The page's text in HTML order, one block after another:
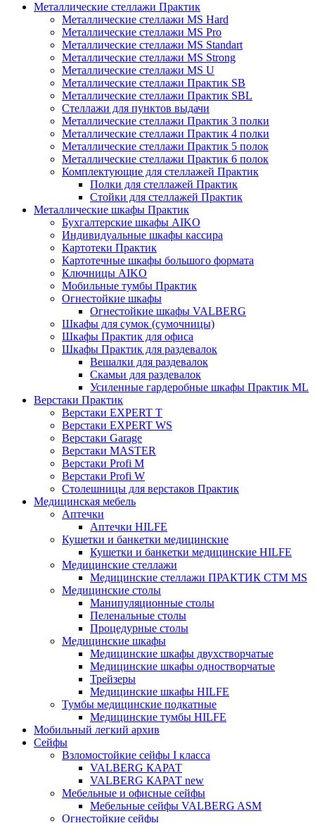
Металлические стеллажи Практик
Металлические стеллажи MS Hard
Металлические стеллажи MS Pro
Металлические стеллажи MS Standart
Металлические стеллажи MS Strong
Металлические стеллажи MS U
Металлические стеллажи Практик SB
Металлические стеллажи Практик SBL
Стеллажи для пунктов выдачи
Металлические стеллажи Практик 3 полки
Металлические стеллажи Практик 4 полки
Металлические стеллажи Практик 5 полок
Металлические стеллажи Практик 6 полок
Комплектующие для стеллажей Практик
Полки для стеллажей Практик
Стойки для стеллажей Практик
Металлические шкафы Практик
Бухгалтерские шкафы AIKO
Индивидуальные шкафы кассира
Картотеки Практик
Картотечные шкафы большого формата
Ключницы AIKO
Мобильные тумбы Практик
Огнестойкие шкафы
Огнестойкие шкафы VALBERG
Шкафы для сумок (сумочницы)
Шкафы Практик для офиса
Шкафы Практик для раздевалок
Вешалки для раздевалок
Скамьи для раздевалок
Усиленные гардеробные шкафы Практик ML
Верстаки Практик
Верстаки EXPERT T
Верстаки EXPERT WS
Верстаки Garage
Верстаки MASTER
Верстаки Profi M
Верстаки Profi W
Столешницы для верстаков Практик
Медицинская мебель
Аптечки
Аптечки HILFE
Кушетки и банкетки медицинские
Кушетки и банкетки медицинские HILFE
Медицинские стеллажи
Медицинские стеллажи ПРАКТИК СТМ MS
Медицинские столы
Манипуляционные столы
Пеленальные столы
Процедурные столы
Медицинские шкафы
Медицинские шкафы двухстворчатые
Медицинские шкафы одностворчатые
Трейзеры
Медицинские шкафы HILFE
Тумбы медицинские подкатные
Медицинские тумбы HILFE
Мобильный легкий архив
Сейфы
Взломостойкие сейфы I класса
VALBERG КАРАТ
VALBERG КАРАТ new
Мебельные и офисные сейфы
Мебельные сейфы VALBERG ASM
Огнестойкие сейфы